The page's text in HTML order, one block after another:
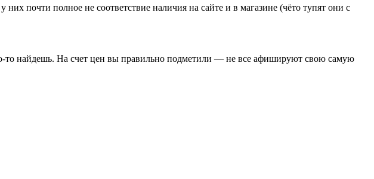
почти полное не соответствие наличия на сайте и в магазине (чёто тупят они с
то найдешь. На счет цен вы правильно подметили — не все афишируют свою самую